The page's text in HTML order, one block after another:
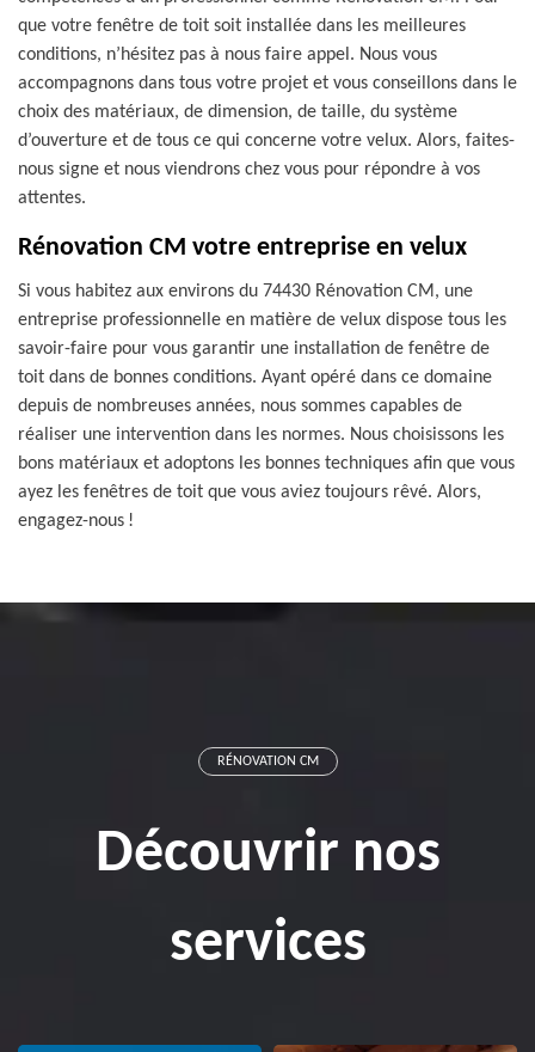
que votre fenêtre de toit soit installée dans les meilleures
conditions, n’hésitez pas à nous faire appel. Nous vous
accompagnons dans tous votre projet et vous conseillons dans le
choix des matériaux, de dimension, de taille, du système
d’ouverture et de tous ce qui concerne votre velux. Alors, faites-
nous signe et nous viendrons chez vous pour répondre à vos
attentes.
Rénovation CM votre entreprise en velux
Si vous habitez aux environs du 74430 Rénovation CM, une
entreprise professionnelle en matière de velux dispose tous les
savoir-faire pour vous garantir une installation de fenêtre de
toit dans de bonnes conditions. Ayant opéré dans ce domaine
depuis de nombreuses années, nous sommes capables de
réaliser une intervention dans les normes. Nous choisissons les
bons matériaux et adoptons les bonnes techniques afin que vous
ayez les fenêtres de toit que vous aviez toujours rêvé. Alors,
engagez-nous !
RÉNOVATION CM
Découvrir nos
services